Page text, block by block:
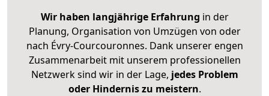
Wir haben langjährige Erfahrung in der
Planung, Organisation von Umzügen von oder
nach Évry-Courcouronnes. Dank unserer engen
Zusammenarbeit mit unserem professionellen
Netzwerk sind wir in der Lage, jedes Problem
oder Hindernis zu meistern.